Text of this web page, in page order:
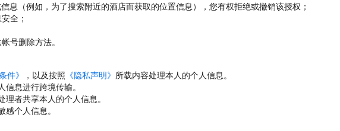
息（例如，为了搜索附近的酒店而获取的位置信息），您有权拒绝或撤销该授权；
全；
号删除方法。
件》 ，以及按照 《隐私声明》 所载内容处理本人的个人信息。
息进行跨境传输。
者共享本人的个人信息。
个人信息。